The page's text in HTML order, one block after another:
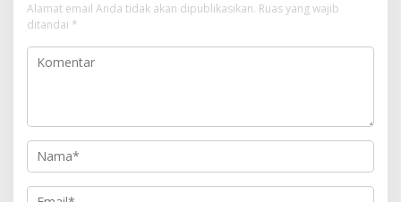
Alamat email Anda tidak akan dipublikasikan. Ruas yang wajib
ditandai *